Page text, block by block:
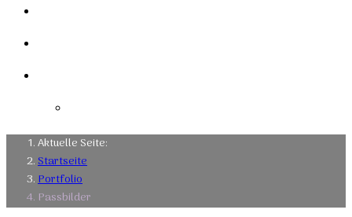
Aktuelle Seite:
Startseite
Portfolio
Passbilder